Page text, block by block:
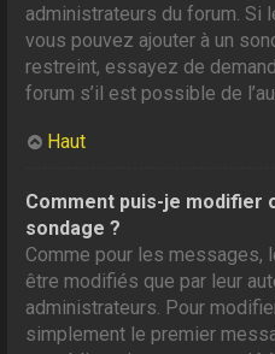
administrateurs du forum. Si
vous pouvez ajouter à un
restreint, essayez de
forum s’il est possible de
Haut
Comment puis-je modifier
sondage ?
Comme pour les messages,
être modifiés que par leur
administrateurs. Pour
simplement le premier